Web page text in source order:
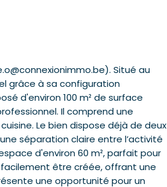
Situé au
grâce à sa configuration
d'environ 100 m² de surface
Il comprend une
Le bien dispose déjà de deux
séparation claire entre l’activité
d'environ 60 m², parfait pour
être créée, offrant une
une opportunité pour un